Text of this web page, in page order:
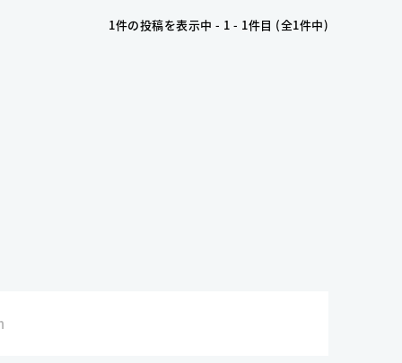
1件の投稿を表示中 - 1 - 1件目 (全1件中)